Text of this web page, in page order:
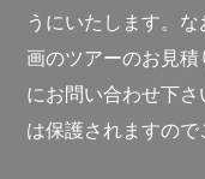
うにいたします。
画のツアーのお見
にお問い合わせ下
は保護されますので